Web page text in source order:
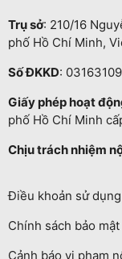
Trụ sở: 210/16
phố Hồ Chí Minh,
Số ĐKKD:
Giấy phép hoạt
phố Hồ Chí Minh
Chịu trách nhiệm
Điều khoản sử dụng
Chính sách bảo mật
Cảnh báo vi phạm